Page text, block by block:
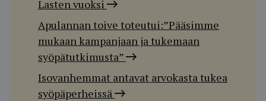
Lasten vuoksi
Apulannan toive toteutui:”Pääsimme
mukaan kampanjaan ja tukemaan
syöpätutkimusta”
Isovanhemmat antavat arvokasta tukea
syöpäperheissä